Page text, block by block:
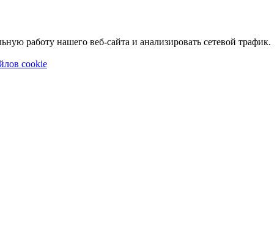
работу нашего веб-сайта и анализировать сетевой трафик.
cookie